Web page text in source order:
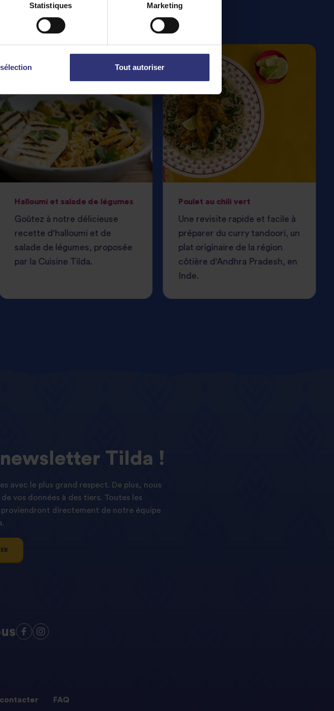
Statistiques Marketing
Tout autoriser
phares
Halloumi et salade de légumes
Goûtez à notre délicieuse
recette d'halloumi et de
salade de légumes, proposée
par la Cuisine Tilda.
Poulet au chili vert
Une revisite rapide et facile à
préparer du curry tandoori, un
plat originaire de la région
côtière d'Andhra Pradesh, en
Inde.
newsletter Tilda !
avec le plus grand respect. De plus, nous
vos données à des tiers. Toutes les
directement de notre équipe
contacter FAQ